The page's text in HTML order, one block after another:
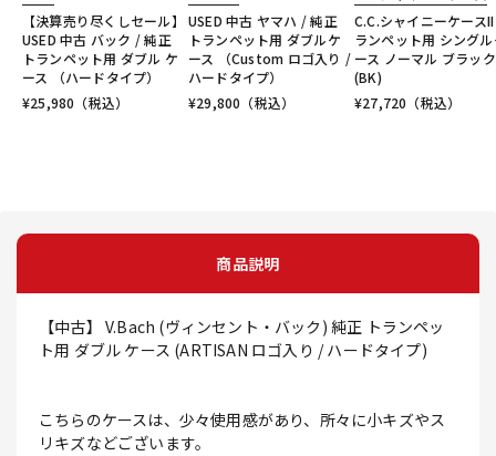
【決算売り尽くしセール】
USED 中古 バック / 純正
トランペット用 ダブル ケ
ース （ハードタイプ）
¥25,980 （税込）
USED 中古 ヤマハ / 純正
トランペット用 ダブルケ
ース （Custom ロゴ入り /
ハードタイプ）
¥29,800 （税込）
C.C.シャイニーケース
ランペット用 シング
ース ノーマル ブラック
(BK)
¥27,720 （税込）
商品説明
【中古】 V.Bach (ヴィンセント・バック) 純正 トランペッ
ト用 ダブル ケース (ARTISAN ロゴ入り / ハードタイプ)
こちらのケースは、少々使用感があり、所々に小キズやス
リキズなどございます。